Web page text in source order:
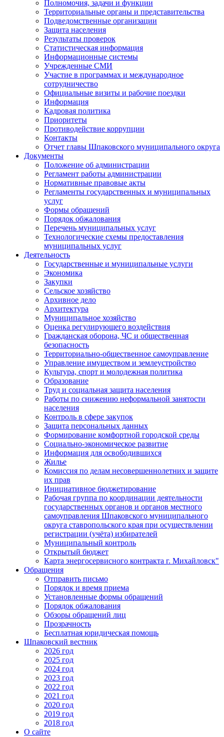
Полномочия, задачи и функции
Территориальные органы и представительства
Подведомственные организации
Защита населения
Результаты проверок
Статистическая информация
Информационные системы
Учрежденные СМИ
Участие в программах и международное
сотрудничество
Официальные визиты и рабочие поездки
Информация
Кадровая политика
Приоритеты
Противодействие коррупции
Контакты
Отчет главы Шпаковского муниципального округа
Документы
Положение об администрации
Регламент работы администрации
Нормативные правовые акты
Регламенты государственных и муниципальных
услуг
Формы обращений
Порядок обжалования
Перечень муниципальных услуг
Технологические схемы предоставления
муниципальных услуг
Деятельность
Государственные и муниципальные услуги
Экономика
Закупки
Сельское хозяйство
Архивное дело
Архитектура
Муниципальное хозяйство
Оценка регулирующего воздействия
Гражданская оборона, ЧС и общественная
безопасность
Территориально-общественное самоуправление
Управление имуществом и землеустройство
Культура, спорт и молодежная политика
Образование
Труд и социальная защита населения
Работы по снижению неформальной занятости
населения
Контроль в сфере закупок
Защита персональных данных
Формирование комфортной городской среды
Социально-экономическое развитие
Информация для освободившихся
Жилье
Комиссия по делам несовершеннолетних и защите
их прав
Инициативное бюджетирование
Рабочая группа по координации деятельности
государственных органов и органов местного
самоуправления Шпаковского муниципального
округа ставропольского края при осуществлении
регистрации (учёта) избирателей
Муниципальный контроль
Открытый бюджет
Карта энергосервисного контракта г. Михайловск"
Обращения
Отправить письмо
Порядок и время приема
Установленные формы обращений
Порядок обжалования
Обзоры обращений лиц
Прозрачность
Бесплатная юридическая помощь
Шпаковский вестник
2026 год
2025 год
2024 год
2023 год
2022 год
2021 год
2020 год
2019 год
2018 год
О сайте